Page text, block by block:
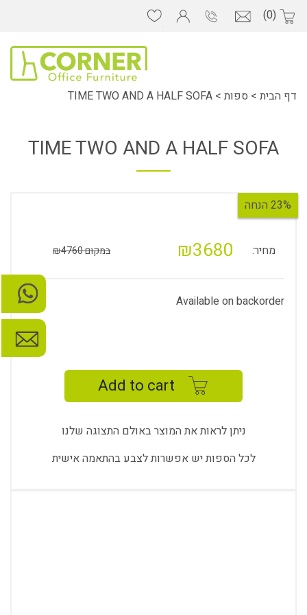
(0)
דף הבית > ספות >
TIME TWO AND A HALF SOFA
TIME TWO AND A HALF SOFA
23% הנחה
מחיר: ₪3680 במקום ₪4760
Available on backorder
Add to cart
ניתן לראות את המוצר באולם התצוגה שלנו
לכל הספות יש אפשרות לצבע בהתאמה אישית